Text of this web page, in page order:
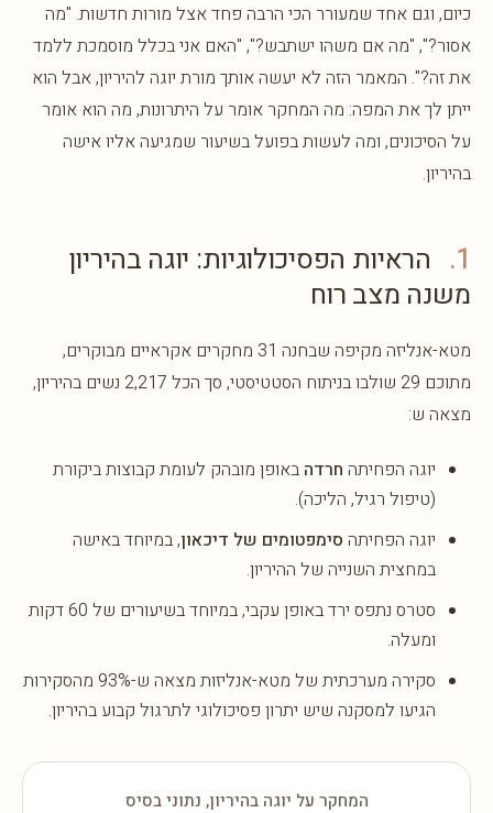
כיום, וגם אחד שמעורר הכי הרבה פחד אצל מורות חדשות. "מה
אסור?", "מה אם משהו ישתבש?", "האם אני בכלל מוסמכת ללמד
את זה?". המאמר הזה לא יעשה אותך מורת יוגה להיריון, אבל הוא
ייתן לך את המפה: מה המחקר אומר על היתרונות, מה הוא אומר
על הסיכונים, ומה לעשות בפועל בשיעור שמגיעה אליו אישה
בהיריון.
1.
הראיות הפסיכולוגיות: יוגה בהיריון
משנה מצב רוח
מטא-אנליזה מקיפה שבחנה 31 מחקרים אקראיים מבוקרים,
מתוכם 29 שולבו בניתוח הסטטיסטי, סך הכל 2,217 נשים בהיריון,
מצאה ש:
יוגה הפחיתה חרדה באופן מובהק לעומת קבוצות ביקורת
(טיפול רגיל, הליכה).
יוגה הפחיתה סימפטומים של דיכאון, במיוחד באישה
במחצית השנייה של ההיריון.
סטרס נתפס ירד באופן עקבי, במיוחד בשיעורים של 60 דקות
ומעלה.
סקירה מערכתית של מטא-אנליזות מצאה ש-93% מהסקירות
הגיעו למסקנה שיש יתרון פסיכולוגי לתרגול קבוע בהיריון.
המחקר על יוגה בהיריון, נתוני בסיס